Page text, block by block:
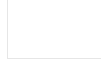
UFFICIO TURISTICO DI